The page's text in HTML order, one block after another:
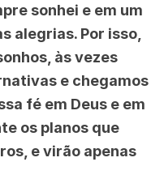
sonhei e em um
alegrias. Por isso,
às vezes
e chegamos
fé em Deus e em
os planos que
e virão apenas